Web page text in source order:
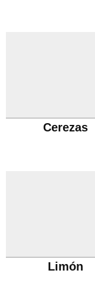
Cerezas
Limón